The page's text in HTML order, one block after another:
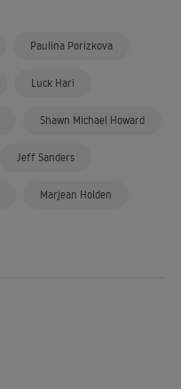
Paulina Porizkova
Luck Hari
Shawn Michael Howard
Jeff Sanders
Marjean Holden